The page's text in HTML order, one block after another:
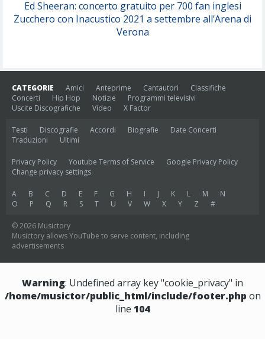
Ed Sheeran: concerto gratuito per 700 fan inglesi
Zucchero con Inacustico 2021 a settembre all’Arena di
Verona
CATEGORIE Amici Anteprime Cantautori
Classifiche
Concerti
Hip Hop Notizie
Programmi televisivi
Uscite Discografiche
Video X Factor
Testi Discografie Accordi Biografie
Date Concerti
Traduzioni
Ultimi
Privacy Policy Youtube Terms of Service
Google Privacy Policy
Change privacy settings
A B C D E F G H I J K L M
N
O
P Q R S T U V W X Y Z #
© 2026 Musictory
Musictory allows YouTube to serve content, including
advertisements
Warning: Undefined array key "cookie_privacy" in
/home/musictor/public_html/include/footer.php on
line 104